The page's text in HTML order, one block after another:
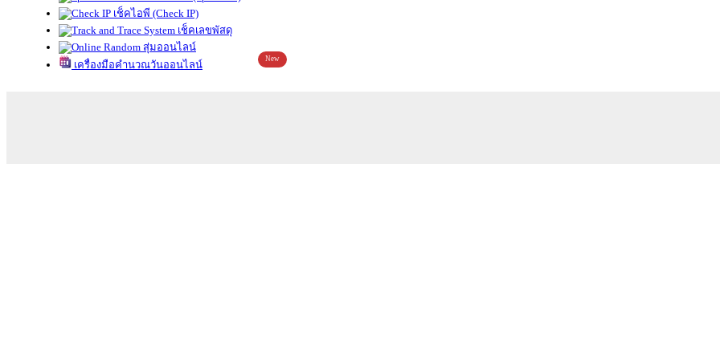
เช็คไอพี (Check IP)
เช็คเลขพัสดุ
สุ่มออนไลน์
เครื่องมือคำนวณวันออนไลน์
New